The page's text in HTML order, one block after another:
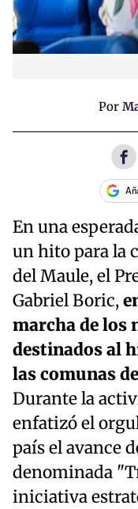
Por
En una
un hito para la
del Maule, el
Gabriel Boric,
marcha de los
destinados al
las comunas
Durante la
enfatizó el
país el avance
denominada
iniciativa